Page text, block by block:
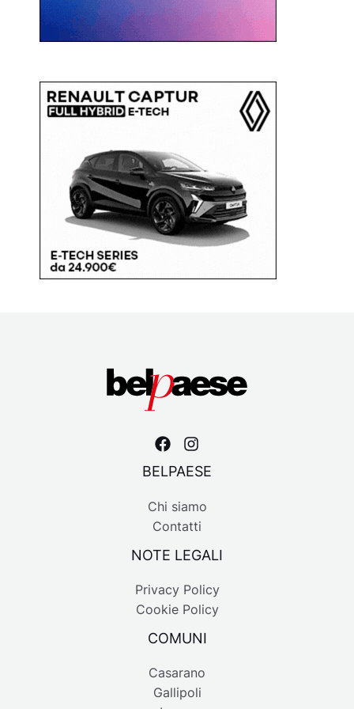
BELPAESE
Chi siamo
Contatti
NOTE LEGALI
Privacy Policy
Cookie Policy
COMUNI
Casarano
Gallipoli